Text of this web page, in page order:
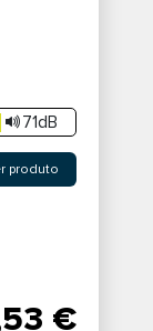
71dB
produto
€